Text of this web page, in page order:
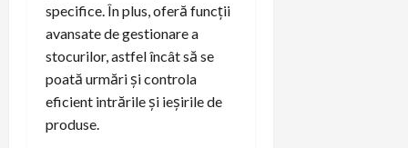
specifice. În plus, oferă funcții
avansate de gestionare a
stocurilor, astfel încât să se
poată urmări și controla
eficient intrările și ieșirile de
produse.